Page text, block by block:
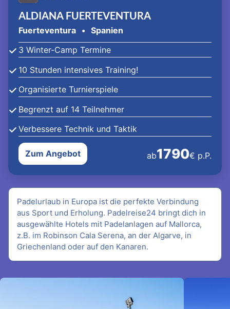
ALDIANA FUERTEVENTURA
Fuerteventura • Spanien
3 Winter-Camp Termine
10 Stunden intensives Training!
Organisierte Turnierspiele
Begrenzt auf 14 Teilnehmer
Verbessere Technik und Taktik
Zum Angebot ab1790€ p.P.
Padelurlaub in Europa ist die perfekte Verbindung
aus Sport und Erholung. Padelreise24 bringt dich in
ausgewählte Hotels mit Padelanlagen auf Mallorca,
z.B. im Robinson Cala Serena, an der Algarve, in
Griechenland oder auf den Kanaren.